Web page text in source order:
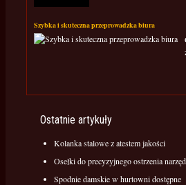
Szybka i skuteczna przeprowadzka biura
Ostatnie artykuły
Kolanka stalowe z atestem jakości
Osełki do precyzyjnego ostrzenia
Spodnie damskie w hurtowni dostępne